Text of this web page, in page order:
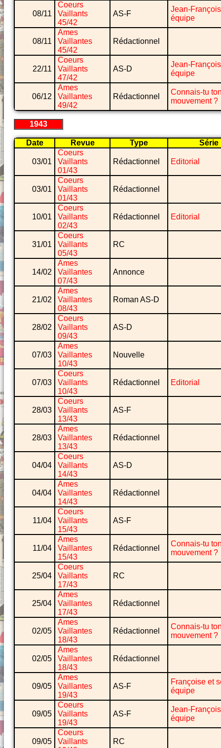
08/11
Coeurs
Vaillants
45/42
AS-F
Jean-
équipe
08/11
Ames
Vaillantes
45/42
Rédactionnel
22/11
Coeurs
Vaillants
47/42
AS-D
Jean-
équipe
06/12
Ames
Vaillantes
49/42
Rédactionnel
Connais-tu
mouvement ?
1943
Date Revue Type Série
03/01
Coeurs
Vaillants
01/43
Rédactionnel Editorial
03/01
Coeurs
Vaillants
01/43
Rédactionnel
10/01
Coeurs
Vaillants
02/43
Rédactionnel Editorial
31/01
Coeurs
Vaillants
05/43
RC
14/02
Ames
Vaillantes
07/43
Annonce
21/02
Ames
Vaillantes
08/43
Roman AS-D
28/02
Coeurs
Vaillants
09/43
AS-D
07/03
Ames
Vaillantes
10/43
Nouvelle
07/03
Coeurs
Vaillants
10/43
Rédactionnel Editorial
28/03
Coeurs
Vaillants
13/43
AS-F
28/03
Ames
Vaillantes
13/43
Rédactionnel
04/04
Coeurs
Vaillants
14/43
AS-D
04/04
Ames
Vaillantes
14/43
Rédactionnel
11/04
Coeurs
Vaillants
15/43
AS-F
11/04
Ames
Vaillantes
15/43
Rédactionnel
Connais-tu
mouvement ?
25/04
Coeurs
Vaillants
17/43
RC
25/04
Ames
Vaillantes
17/43
Rédactionnel
02/05
Ames
Vaillantes
18/43
Rédactionnel
Connais-tu
mouvement ?
02/05
Ames
Vaillantes
18/43
Rédactionnel
09/05
Ames
Vaillantes
19/43
AS-F
Françoise et
équipe
09/05
Coeurs
Vaillants
19/43
AS-F
Jean-
équipe
09/05
Coeurs
Vaillants
RC